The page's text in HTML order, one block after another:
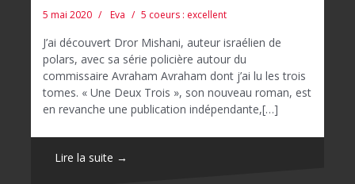
5 mai 2020 Eva 5 coeurs : excellent
J’ai découvert Dror Mishani, auteur israélien de
polars, avec sa série policière autour du
commissaire Avraham Avraham dont j’ai lu les trois
tomes. « Une Deux Trois », son nouveau roman, est
en revanche une publication indépendante,[…]
Lire la suite →